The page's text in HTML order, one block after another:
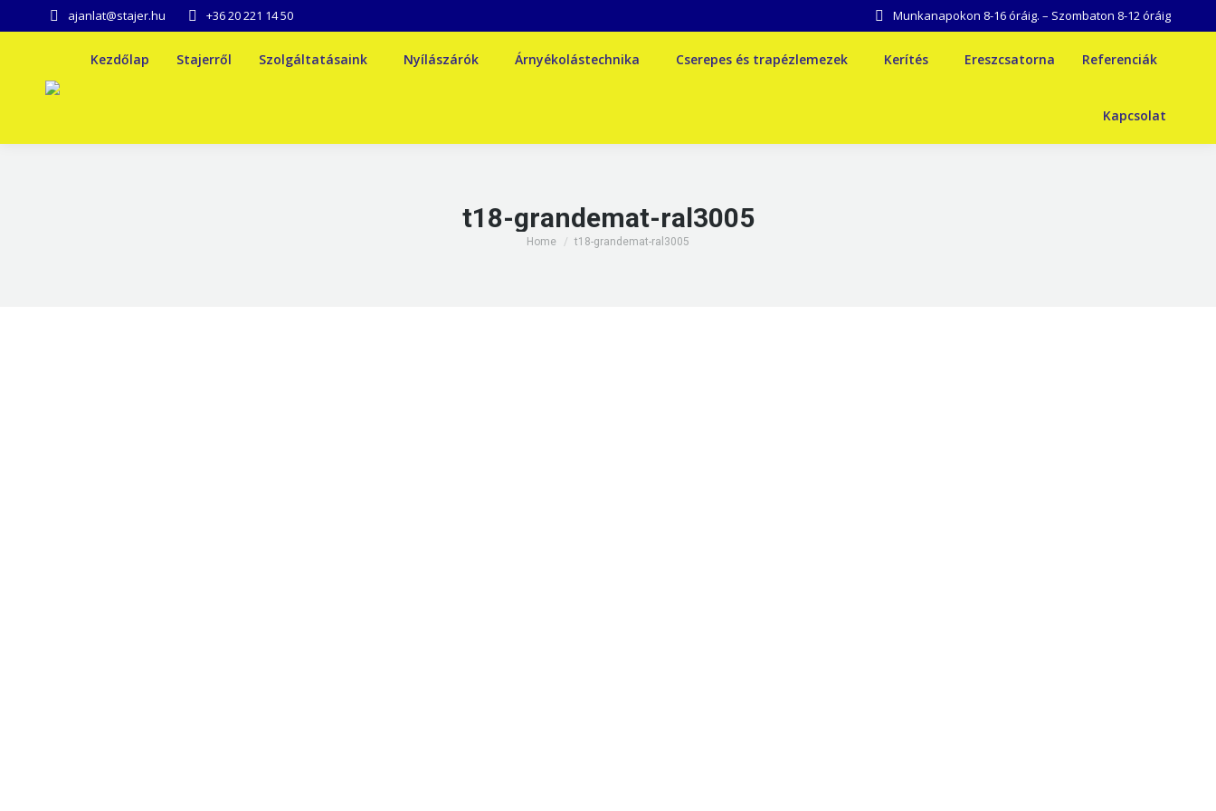
ajanlat@stajer.hu +36 20 221 14 50 Munkanapokon 8-16 óráig. – Szombaton 8-12 óráig
Kezdőlap Stajerről Szolgáltatásaink Nyílászárók Árnyékolástechnika Cserepes és trapézlemezek Kerítés Ereszcsatorna Referenciák
Kapcsolat
t18-grandemat-ral3005
You are here:
Home t18-grandemat-ral3005